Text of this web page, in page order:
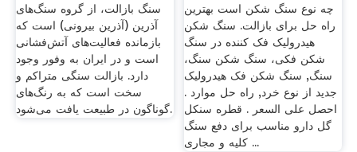
سنگ بازالت، از گروه سنگ‌های
آذرین (آذرین بیرونی) است که
بازمانده فعالیت‌های آتش‌فشانی
است و در ایران به وفور وجود
دارد. بازالت سنگی متراکم و
سخت است که به رنگ‌های
گوناگون در طبیعت یافت می‌شود.
چه نوع سنگ شکن است بهترین
راه حل برای بازالت. سنگ شکن
هیدرولیک فک کننده در سنگ
شکن فکی، سنگ شکن سنگ،
سنگ, سنگ شکن فک هیدرولیک
جدید از نوع خرد, راه حل موارد .
احصل على السعر . قطره سنکل
گل دارو مناسب برای دفع سنگ
کلیه و مجاری ...